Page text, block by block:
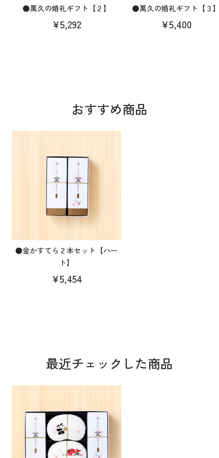
●萬久の婚礼ギフト【２】
¥5,292
●萬久の婚礼ギフト【３
¥5,400
おすすめ商品
●金かすてら２本セット【ハー
ト】
¥5,454
最近チェックした商品